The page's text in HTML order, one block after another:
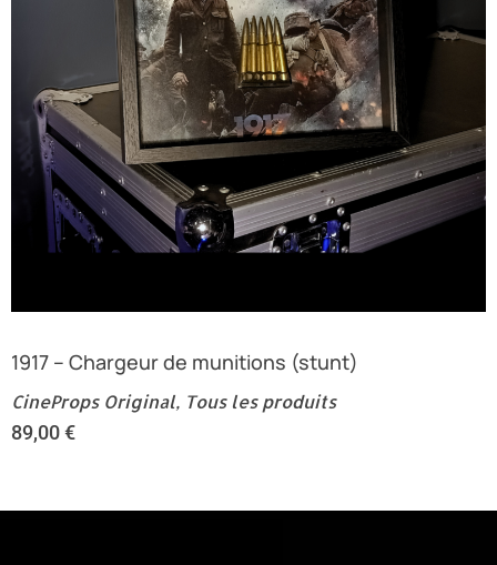
1917 – Chargeur de munitions (stunt)
CineProps Original, Tous les produits
89,00€